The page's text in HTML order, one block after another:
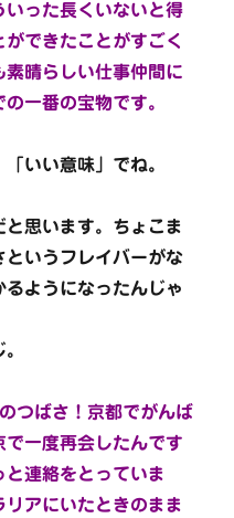
いった長くいないと得
できたことがすごく
晴らしい仕事仲間に
一番の宝物です。
いい意味」でね。
思います。ちょこま
というフレイバーがな
ようになったんじゃ
つばさ！京都でがんば
で一度再会したんです
連絡をとっていま
アにいたときのまま